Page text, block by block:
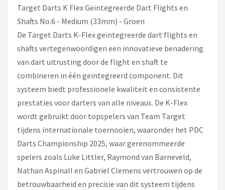
Target Darts K Flex Geïntegreerde Dart Flights en
Shafts No.6 - Medium (33mm) - Groen
De Target Darts K-Flex geïntegreerde dart flights en
shafts vertegenwoordigen een innovatieve benadering
van dart uitrusting door de flight en shaft te
combineren in één geïntegreerd component. Dit
systeem biedt professionele kwaliteit en consistente
prestaties voor darters van alle niveaus. De K-Flex
wordt gebruikt door topspelers van Team Target
tijdens internationale toernooien, waaronder het PDC
Darts Championship 2025, waar gerenommeerde
spelers zoals Luke Littler, Raymond van Barneveld,
Nathan Aspinall en Gabriel Clemens vertrouwen op de
betrouwbaarheid en precisie van dit systeem tijdens